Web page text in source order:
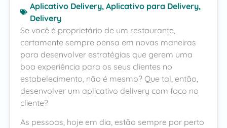
Aplicativo Delivery, Aplicativo para Delivery,
Delivery
Se você é proprietário de um restaurante,
certamente sempre pensa em novas maneiras
para desenvolver estratégias que gerem uma
boa experiência para os seus clientes no
estabelecimento, não é mesmo? Que tal, então,
desenvolver um aplicativo delivery com foco no
cliente?
As pessoas, hoje em dia, estão sempre por perto